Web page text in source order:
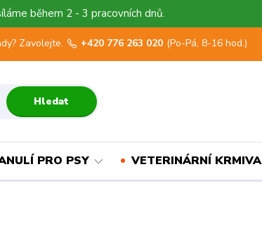
během 2 - 3 pracovních dnů.
Hledat
Zavolejte. +420 776 263 020 (Po-Pá, 8-16 hod.)
PRO PSY VETERINÁRNÍ KRMIVA